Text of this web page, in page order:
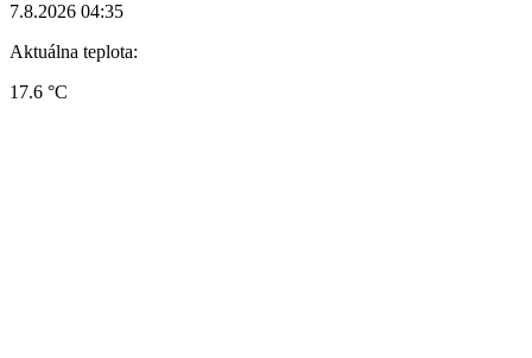
7.8.2026 04:35
Aktuálna teplota:
17.6 °C